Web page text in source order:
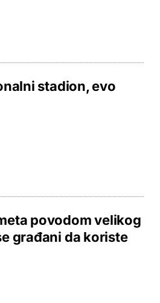
stadion, evo
povodom velikog
građani da koriste